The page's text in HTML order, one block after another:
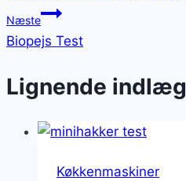
Næste
Biopejs Test
Lignende indlæg
Køkkenmaskiner